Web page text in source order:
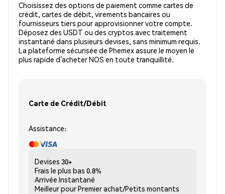
Choisissez des options de paiement comme cartes de
crédit, cartes de débit, virements bancaires ou
fournisseurs tiers pour approvisionner votre compte.
Déposez des USDT ou des cryptos avec traitement
instantané dans plusieurs devises, sans minimum requis.
La plateforme sécurisée de Phemex assure le moyen le
plus rapide d’acheter NOS en toute tranquillité.
Carte de Crédit/Débit
Assistance:
Devises 30+
Frais le plus bas 0.8%
Arrivée Instantané
Meilleur pourPremier achat/Petits montants